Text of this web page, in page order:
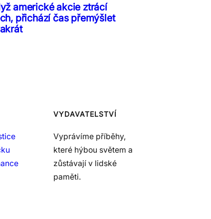
americké akcie ztrácí
přichází čas přemýšlet
VYDAVATELSTVÍ
Vyprávíme příběhy,
které hýbou světem a
zůstávají v lidské
paměti.